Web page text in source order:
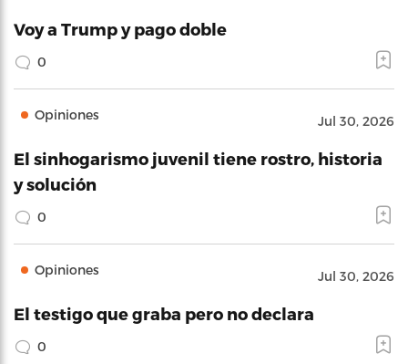
Voy a Trump y pago doble
0
Opiniones Jul 30, 2026
El sinhogarismo juvenil tiene rostro, historia
y solución
0
Opiniones Jul 30, 2026
El testigo que graba pero no declara
0